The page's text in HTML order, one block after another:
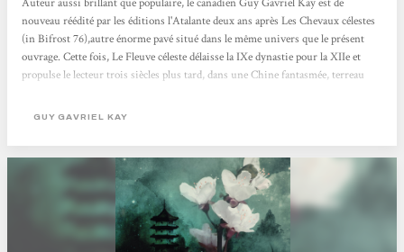
Auteur aussi brillant que populaire, le canadien Guy Gavriel Kay est de
nouveau réédité par les éditions l'Atalante deux ans après Les Chevaux célestes
(in Bifrost 76),autre énorme pavé situé dans le même univers que le présent
ouvrage. Cette fois, Le Fleuve céleste délaisse la IXe dynastie pour la XIIe et
propulse le lecteur trois siècles plus tard, dans une Chine fantasmée, terreau
son habitude, Kay se sert d'une base historique solide – qu'il revendique
GUY GAVRIEL KAY